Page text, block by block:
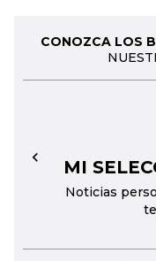
CONOZCA LOS
MI
Noticias
←